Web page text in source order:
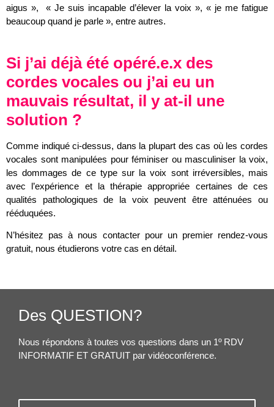
aigus », « Je suis incapable d’élever la voix », « je me fatigue
beaucoup quand je parle », entre autres.
Si j’ai déjà été opéré.e.x des
cordes vocales ou j’ai eu un
mauvais résultat, il y at-il une
solution ?
Comme indiqué ci-dessus, dans la plupart des cas où les cordes
vocales sont manipulées pour féminiser ou masculiniser la voix,
les dommages de ce type sur la voix sont irréversibles, mais
avec l’expérience et la thérapie appropriée certaines de ces
qualités pathologiques de la voix peuvent être atténuées ou
rééduquées.
N’hésitez pas à nous contacter pour un premier rendez-vous
gratuit, nous étudierons votre cas en détail.
Des QUESTION?
Nous répondons à toutes vos questions dans un 1º RDV
INFORMATIF ET GRATUIT par vidéoconférence.